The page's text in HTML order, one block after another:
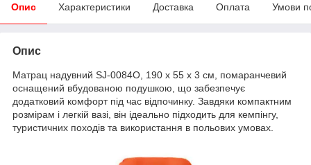
Опис Характеристики Доставка Оплата Умови
Опис
Матрац надувний SJ-0084O, 190 х 55 х 3 см, помаранчевий
оснащений вбудованою подушкою, що забезпечує
додатковий комфорт під час відпочинку. Завдяки компактним
розмірам і легкій вазі, він ідеально підходить для кемпінгу,
туристичних походів та використання в польових умовах.